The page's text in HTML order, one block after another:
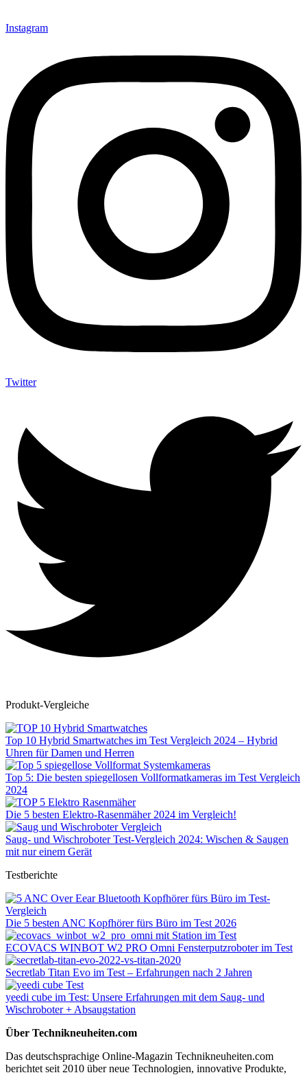
Instagram
Twitter
Produkt-Vergleiche
Top 10 Hybrid Smartwatches im Test Vergleich 2024 – Hybrid
Uhren für Damen und Herren
Top 5: Die besten spiegellosen Vollformatkameras im Test Vergleich
2024
Die 5 besten Elektro-Rasenmäher 2024 im Vergleich!
Saug- und Wischroboter Test-Vergleich 2024: Wischen & Saugen
mit nur einem Gerät
Testberichte
Die 5 besten ANC Kopfhörer fürs Büro im Test 2026
ECOVACS WINBOT W2 PRO Omni Fensterputzroboter im Test
Secretlab Titan Evo im Test – Erfahrungen nach 2 Jahren
yeedi cube im Test: Unsere Erfahrungen mit dem Saug- und
Wischroboter + Absaugstation
Über Technikneuheiten.com
Das deutschsprachige Online-Magazin Technikneuheiten.com
berichtet seit 2010 über neue Technologien, innovative Produkte,